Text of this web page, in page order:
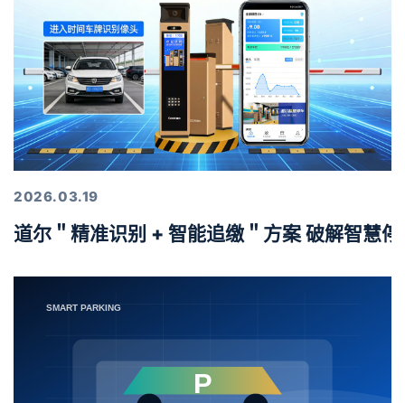
2026.03.19
道尔＂精准识别 + 智能追缴＂方案 破解智慧